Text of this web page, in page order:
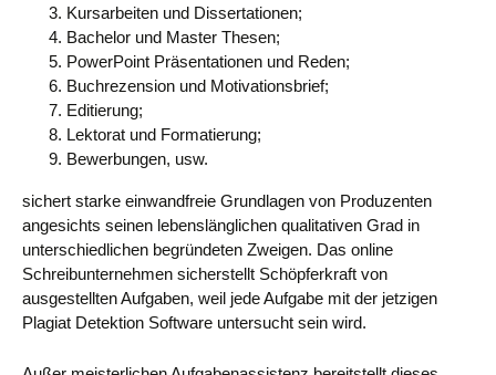
Kursarbeiten und Dissertationen;
Bachelor und Master Thesen;
PowerPoint Präsentationen und Reden;
Buchrezension und Motivationsbrief;
Editierung;
Lektorat und Formatierung;
Bewerbungen, usw.
sichert starke einwandfreie Grundlagen von Produzenten
angesichts seinen lebenslänglichen qualitativen Grad in
unterschiedlichen begründeten Zweigen. Das online
Schreibunternehmen sicherstellt Schöpferkraft von
ausgestellten Aufgaben, weil jede Aufgabe mit der jetzigen
Plagiat Detektion Software untersucht sein wird.